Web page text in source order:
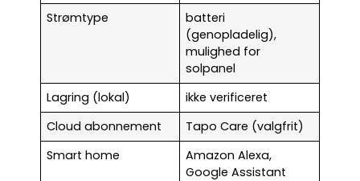
Strømtype
batteri
(genopladelig),
mulighed for
solpanel
Lagring (lokal)
ikke verificeret
Cloud abonnement
Tapo Care (valgfrit)
Smart home
Amazon Alexa,
Google Assistant